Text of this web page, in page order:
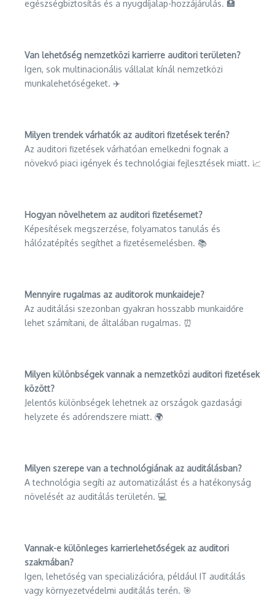
egészségbiztosítás és a nyugdíjalap-hozzájárulás. 🏥
Van lehetőség nemzetközi karrierre auditori területen?
Igen, sok multinacionális vállalat kínál nemzetközi
munkalehetőségeket. ✈️
Milyen trendek várhatók az auditori fizetések terén?
Az auditori fizetések várhatóan emelkedni fognak a
növekvő piaci igények és technológiai fejlesztések miatt. 📈
Hogyan növelhetem az auditori fizetésemet?
Képesítések megszerzése, folyamatos tanulás és
hálózatépítés segíthet a fizetésemelésben. 📚
Mennyire rugalmas az auditorok munkaideje?
Az auditálási szezonban gyakran hosszabb munkaidőre
lehet számítani, de általában rugalmas. ⏰
Milyen különbségek vannak a nemzetközi auditori fizetések
között?
Jelentős különbségek lehetnek az országok gazdasági
helyzete és adórendszere miatt. 🌍
Milyen szerepe van a technológiának az auditálásban?
A technológia segíti az automatizálást és a hatékonyság
növelését az auditálás területén. 💻
Vannak-e különleges karrierlehetőségek az auditori
szakmában?
Igen, lehetőség van specializációra, például IT auditálás
vagy környezetvédelmi auditálás terén. 🎯